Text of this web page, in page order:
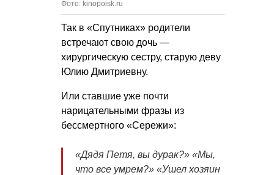
Фото: kinopoisk.ru
Так в «Спутниках» родители
встречают свою дочь —
хирургическую сестру, старую деву
Юлию Дмитриевну.
Или ставшие уже почти
нарицательными фразы из
бессмертного «Сережи»:
«Дядя Петя, вы дурак?» «Мы,
что все умрем?» «Ушел хозяин